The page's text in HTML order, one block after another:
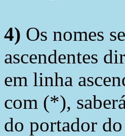
4) Os nomes
ascendentes
em linha
com (*),
do portador